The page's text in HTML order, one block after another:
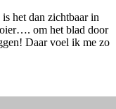
het dan zichtbaar in
om het blad door
Daar voel ik me zo